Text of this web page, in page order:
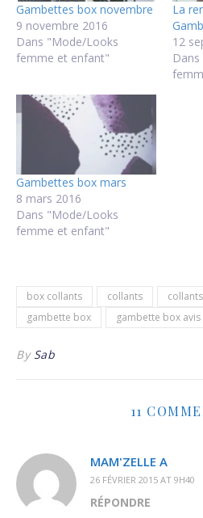
Gambettes box novembre
9 novembre 2016
Dans "Mode/Looks
femme et enfant"
La
12
Gambettes box mars
8 mars 2016
Dans "Mode/Looks
femme et enfant"
box collants collants
gambette box
gambette box avis
By Sab
11
MAM'ZELLE A
26 FÉVRIER 2015 AT 9H40
RÉPONDRE